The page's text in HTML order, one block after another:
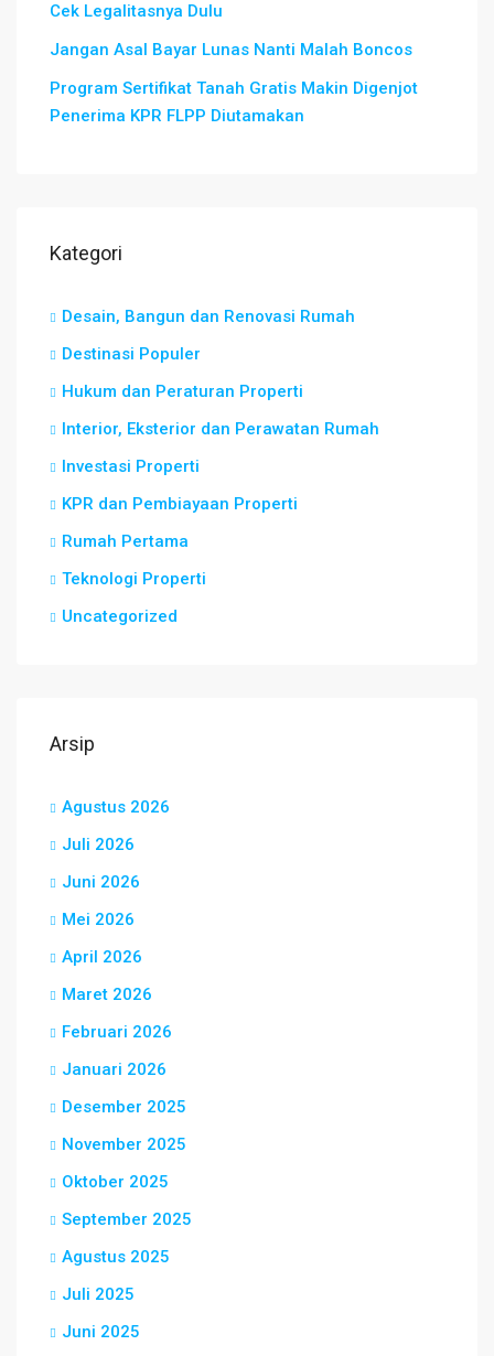
Cek Legalitasnya Dulu
Jangan Asal Bayar Lunas Nanti Malah Boncos
Program Sertifikat Tanah Gratis Makin Digenjot
Penerima KPR FLPP Diutamakan
Kategori
Desain, Bangun dan Renovasi Rumah
Destinasi Populer
Hukum dan Peraturan Properti
Interior, Eksterior dan Perawatan Rumah
Investasi Properti
KPR dan Pembiayaan Properti
Rumah Pertama
Teknologi Properti
Uncategorized
Arsip
Agustus 2026
Juli 2026
Juni 2026
Mei 2026
April 2026
Maret 2026
Februari 2026
Januari 2026
Desember 2025
November 2025
Oktober 2025
September 2025
Agustus 2025
Juli 2025
Juni 2025